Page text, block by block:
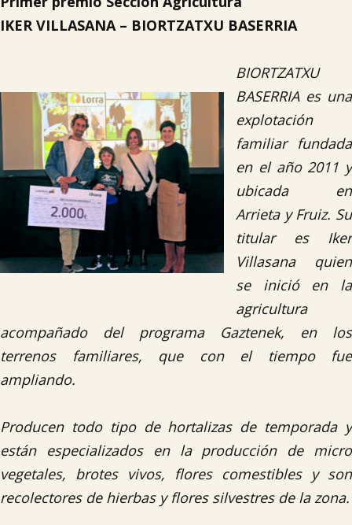

IKER VILLASANA – BIORTZATXU BASERRIA
BIORTZATXU
BASERRIA es una
explotación
familiar fundada
en el año 2011 y
ubicada en
Arrieta y Fruiz. Su
titular es Iker
Villasana quien
se inició en la
agricultura
acompañado del programa Gaztenek, en los
terrenos familiares, que con el tiempo fue
ampliando.
Producen todo tipo de hortalizas de temporada y
están especializados en la producción de micro
vegetales, brotes vivos, flores comestibles y son
recolectores de hierbas y flores silvestres de la zona.